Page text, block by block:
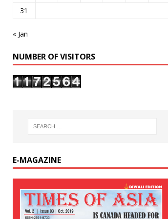
31
« Jan
NUMBER OF VISITORS
E-MAGAZINE